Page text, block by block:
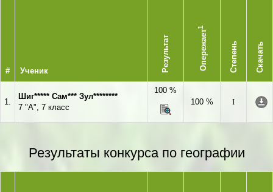
# Ученик Результат Опережает
1
Степень Скачать
1.
Шиг***** Сам*** Зул********
7 "А", 7 класс
100 %
100 %
I
Результаты конкурса по географии